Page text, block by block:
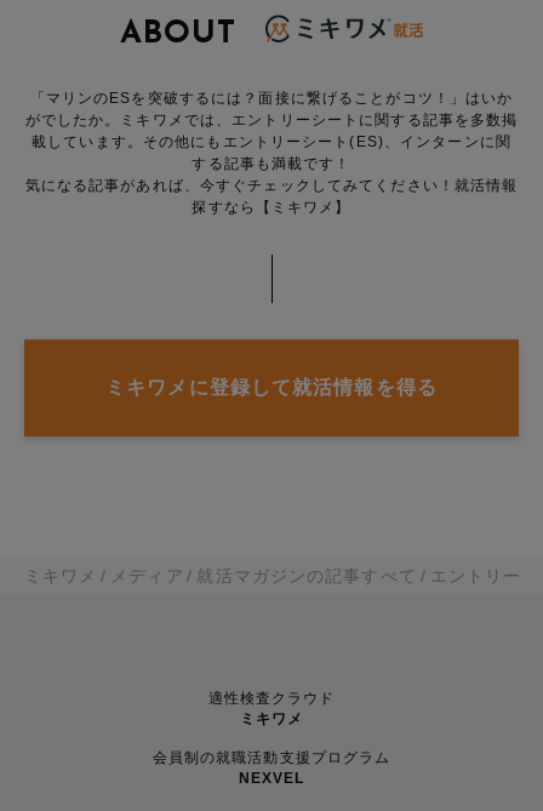
ABOUT
「マリンのESを突破するには？面接に繋げることがコツ！」はいか
がでしたか。ミキワメでは、エントリーシートに関する記事を多数掲
載しています。その他にもエントリーシート(ES)、インターンに関
する記事も満載です！
気になる記事があれば、今すぐチェックしてみてください！就活情報
探すなら【ミキワメ】
ミキワメに登録して就活情報を得る
ミキワメ メディア 就活マガジンの記事すべて エントリー
適性検査クラウド
ミキワメ
会員制の就職活動支援プログラム
NEXVEL